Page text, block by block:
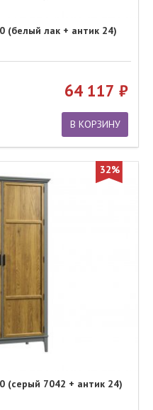
лак + антик 24)
64 117
В КОРЗИНУ
32%
7042 + антик 24)